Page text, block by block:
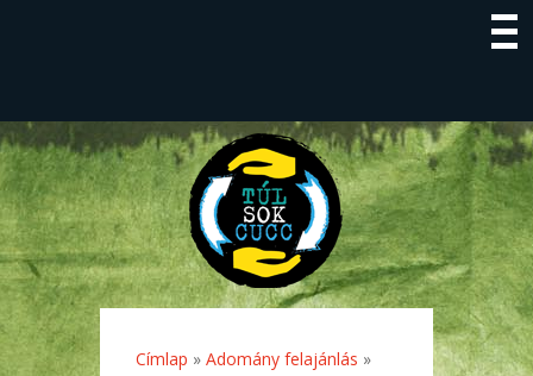
Jelenlegi hely
Címlap » Adomány felajánlás »